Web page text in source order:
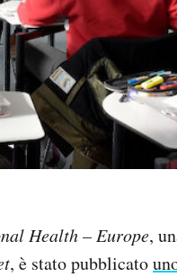
Health – Europe,
, è stato pubblicato